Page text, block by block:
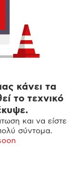
κάνει τα
το τεχνικό
και να είστε
σύντομα.